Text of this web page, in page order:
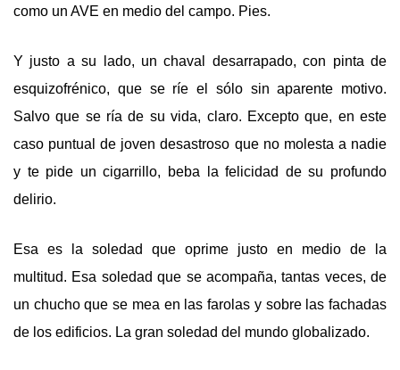
como un AVE en medio del campo. Pies.
Y justo a su lado, un chaval desarrapado, con pinta de
esquizofrénico, que se ríe el sólo sin aparente motivo.
Salvo que se ría de su vida, claro. Excepto que, en este
caso puntual de joven desastroso que no molesta a nadie
y te pide un cigarrillo, beba la felicidad de su profundo
delirio.
Esa es la soledad que oprime justo en medio de la
multitud. Esa soledad que se acompaña, tantas veces, de
un chucho que se mea en las farolas y sobre las fachadas
de los edificios. La gran soledad del mundo globalizado.